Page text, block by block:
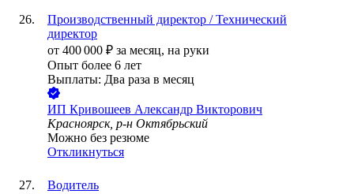
Производственный директор / Технический
директор
от 400 000 ₽ за месяц, на руки
Опыт более 6 лет
Выплаты: Два раза в месяц
ИП Кривошеев Александр Викторович
Красноярск, р-н Октябрьский
Можно без резюме
Откликнуться
Водитель